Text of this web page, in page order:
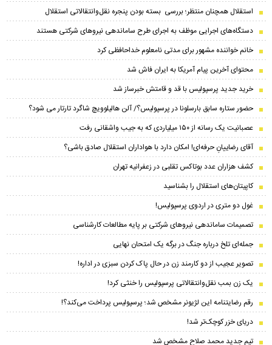
استقلال همچنان منتظر؛ بررسی بسته بودن پنجره نقل‌وانتقالاتی استقلال
دستگاه‌های اجرایی موظف به اجرای طرح ساماندهی نیروهای شرکتی هستند
خانم خواننده مشهور برای مدتی نامعلوم خداحافظی کرد
محتوای آخرین پیام آمریکا به ایران فاش شد
خرید جدید پرسپولیس با قد و قامتش خبرساز شد
حضور ستاره سابق بارسلونا در پرسپولیس؟/ آلن هالیلوویچ شاگرد تارتار می شود؟
عصبانیت یک رسانه از ۱۵۰ میلیاردی که به جیب واشقانی رفت
آقای رضاییانِ حرفه‌ای! امکان دارد با هواداران استقلال صادق باشی؟
کشف هزاران عدد بوتاکس تقلبی در زعفرانیه تهران
کاپیتان‌های استقلال را بشناسید
غول دو متری در اردوی پرسپولیس!
تصمیمات ساماندهی نیروهای شرکتی بر پایه مطالعات کارشناسی
جمله‌ای تلخ درباره جنگ در برگه یک امتحان نهایی
تصویر عجیب از دو کارمند زن در حال پاک کردن سبزی در اداره!
یک زن بمب نقل‌وانتقالاتی پرسپولیس را خنثی کرد!
رقم رضایتنامه این لژیونر مشخص شد؛ پرسپولیس پرداخت می‌کند؟!
دریای خزر کوچک‌تر شد!
تیم جدید محمد صلاح مشخص شد